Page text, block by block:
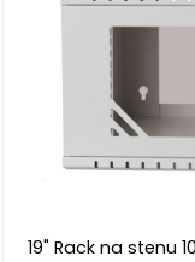
19" Rack na stenu